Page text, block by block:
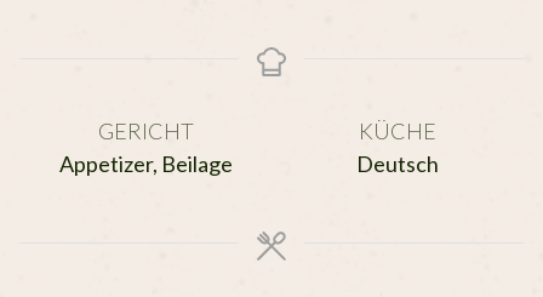
GERICHT
Appetizer, Beilage
KÜCHE
Deutsch